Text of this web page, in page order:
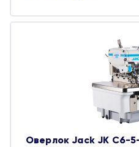
Оверлок Jack JK C6-